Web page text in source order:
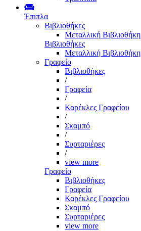
Έπιπλα
Βιβλιοθήκες
Μεταλλική Βιβλιοθήκη
Βιβλιοθήκες
Μεταλλική Βιβλιοθήκη
Γραφείο
Βιβλιοθήκες
/
Γραφεία
/
Καρέκλες Γραφείου
/
Σκαμπό
/
Συρταριέρες
/
view more
Γραφείο
Βιβλιοθήκες
Γραφεία
Καρέκλες Γραφείου
Σκαμπό
Συρταριέρες
view more